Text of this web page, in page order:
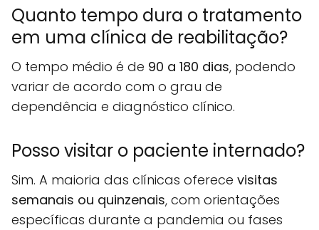
Quanto tempo dura o tratamento
em uma clínica de reabilitação?
O tempo médio é de 90 a 180 dias, podendo
variar de acordo com o grau de
dependência e diagnóstico clínico.
Posso visitar o paciente internado?
Sim. A maioria das clínicas oferece visitas
semanais ou quinzenais, com orientações
específicas durante a pandemia ou fases